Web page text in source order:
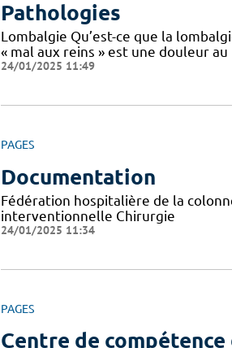
Pathologies
Lombalgie Qu’est-ce que la
« mal aux reins » est une douleur
24/01/2025 11:49
PAGES
Documentation
Fédération hospitalière de la
interventionnelle Chirurgie
24/01/2025 11:34
PAGES
Centre de compétence